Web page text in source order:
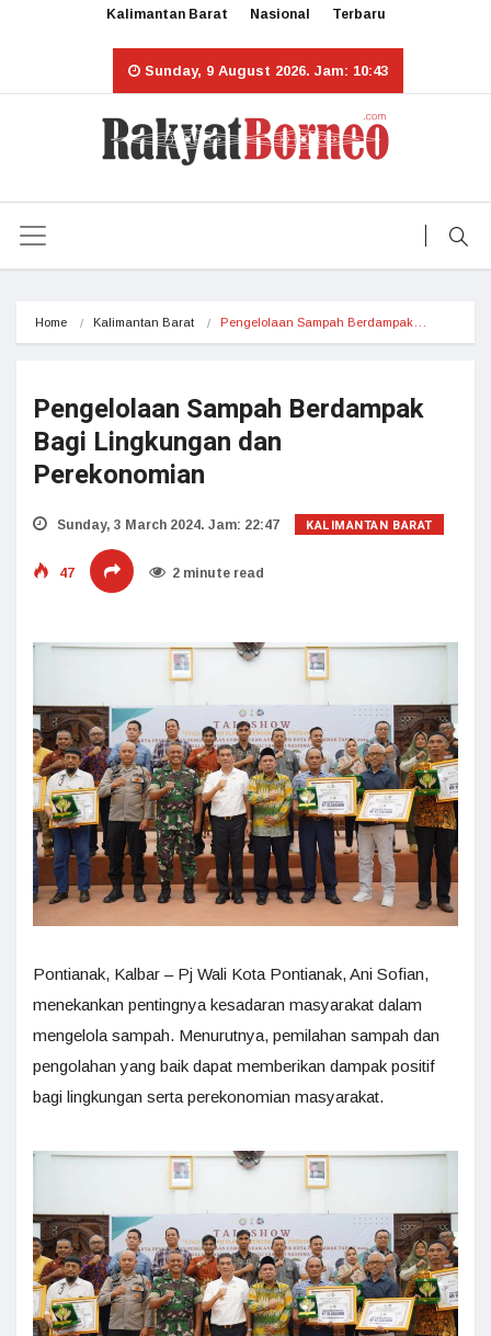
Kalimantan Barat Nasional Terbaru
Sunday, 9 August 2026. Jam: 10:43
Home Kalimantan Barat Pengelolaan Sampah Berdampak…
Pengelolaan Sampah Berdampak
Bagi Lingkungan dan
Perekonomian
Sunday, 3 March 2024. Jam: 22:47 KALIMANTAN BARAT
47 2 minute read
Pontianak, Kalbar – Pj Wali Kota Pontianak, Ani Sofian,
menekankan pentingnya kesadaran masyarakat dalam
mengelola sampah. Menurutnya, pemilahan sampah dan
pengolahan yang baik dapat memberikan dampak positif
bagi lingkungan serta perekonomian masyarakat.